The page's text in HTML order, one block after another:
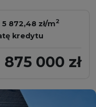
5 872,48 zł/m2
kredytu
875 000 zł